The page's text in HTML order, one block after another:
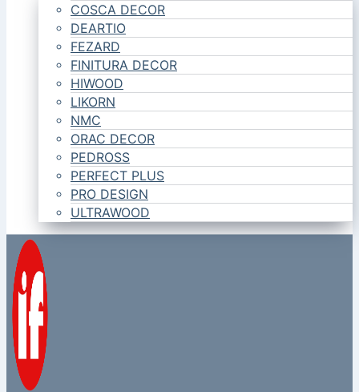
COSCA DECOR
DEARTIO
FEZARD
FINITURA DECOR
HIWOOD
LIKORN
NMC
ORAC DECOR
PEDROSS
PERFECT PLUS
PRO DESIGN
ULTRAWOOD